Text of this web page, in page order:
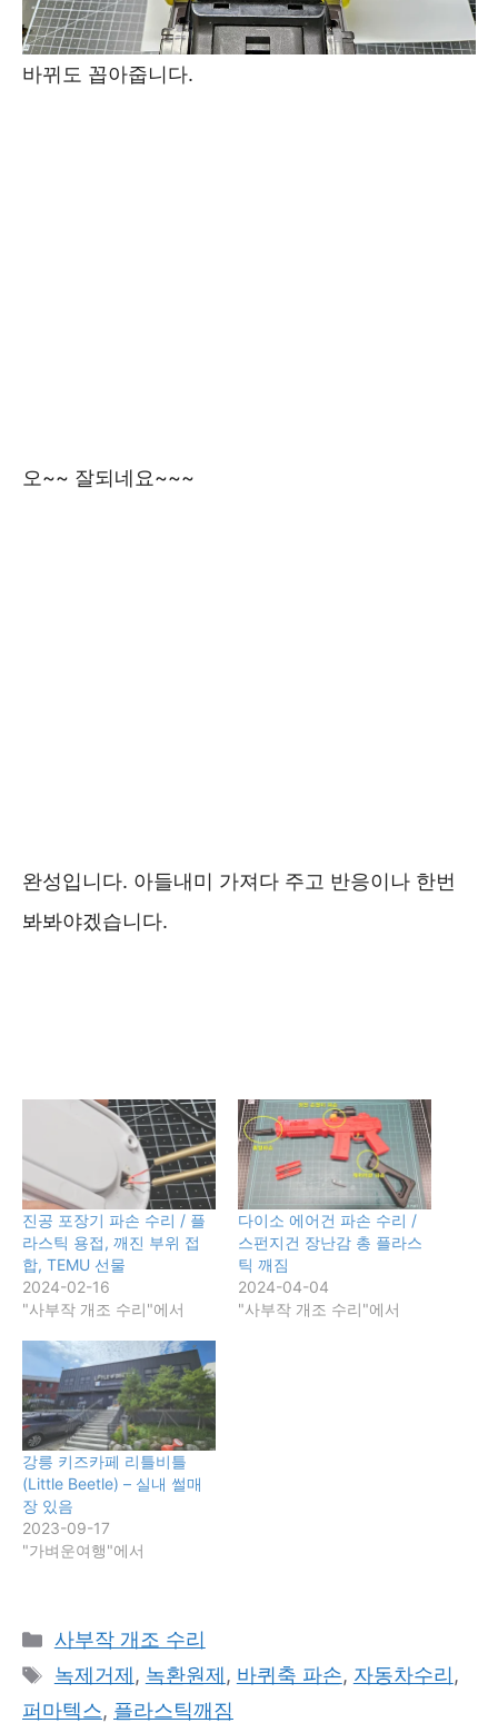
바뀌도 꼽아줍니다.
오~~ 잘되네요~~~
완성입니다. 아들내미 가져다 주고 반응이나 한번
봐봐야겠습니다.
진공 포장기 파손 수리 / 플
라스틱 용접, 깨진 부위 접
합, TEMU 선물
2024-02-16
"사부작 개조 수리"에서
다이소 에어건 파손 수리 /
스펀지건 장난감 총 플라스
틱 깨짐
2024-04-04
"사부작 개조 수리"에서
강릉 키즈카페 리틀비틀
(Little Beetle) – 실내 썰매
장 있음
2023-09-17
"가벼운여행"에서
카
테
고
리
사부작 개조 수리
태
그
녹제거제, 녹환원제, 바퀴축 파손, 자동차수리,
퍼마텍스, 플라스틱깨짐